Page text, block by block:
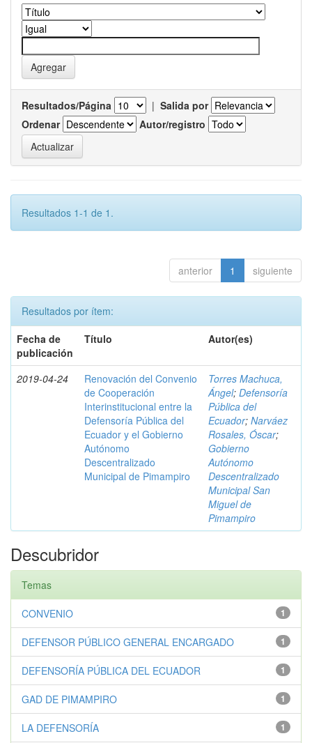
Resultados/Página | Salida por
Ordenar
Autor/registro
Resultados 1-1 de 1.
anterior 1 siguiente
Resultados por ítem:
Fecha de
publicación
Título Autor(es)
2019-04-24
Renovación del Convenio
de Cooperación
Interinstitucional entre la
Defensoría Pública del
Ecuador y el Gobierno
Autónomo
Descentralizado
Municipal de Pimampiro
Torres Machuca,
Ángel; Defensoría
Pública del
Ecuador; Narváez
Rosales, Óscar;
Gobierno
Autónomo
Descentralizado
Municipal San
Miguel de
Pimampiro
Descubridor
Temas
1
CONVENIO
1
DEFENSOR PÚBLICO GENERAL ENCARGADO
1
DEFENSORÍA PÚBLICA DEL ECUADOR
1
GAD DE PIMAMPIRO
1
LA DEFENSORÍA